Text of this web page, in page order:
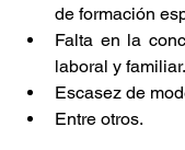
de formación
Falta en la
laboral y familiar.
Escasez de
Entre otros.